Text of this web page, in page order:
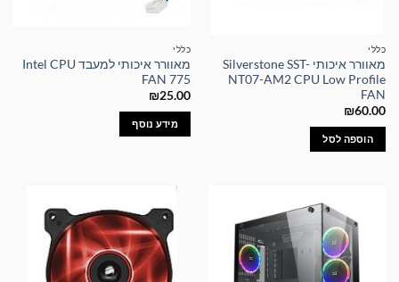
כללי
מאוורר איכותי Silverstone SST-
NT07-AM2 CPU Low Profile
FAN
₪60.00
הוספה לסל
כללי
מאוורר איכותי למעבד Intel CPU
FAN 775
₪25.00
מידע נוסף